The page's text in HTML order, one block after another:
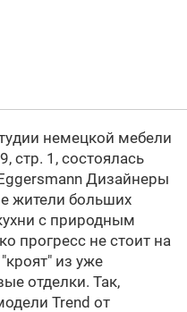
немецкой мебели
стр. 1, состоялась
Дизайнеры
жители больших
с природным
прогресс не стоит на
из уже
отделки. Так,
Trend от